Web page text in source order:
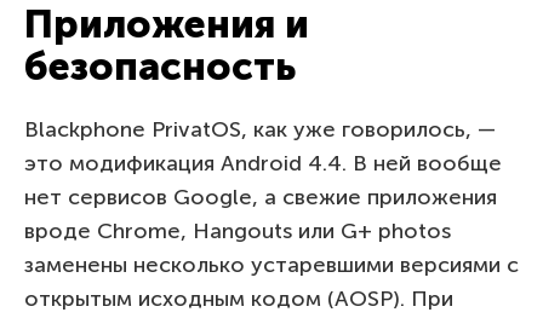
Приложения и
безопасность
Blackphone PrivatOS, как уже говорилось, —
это модификация Android 4.4. В ней вообще
нет сервисов Google, а свежие приложения
вроде Chrome, Hangouts или G+ photos
заменены несколько устаревшими версиями с
открытым исходным кодом (AOSP). При